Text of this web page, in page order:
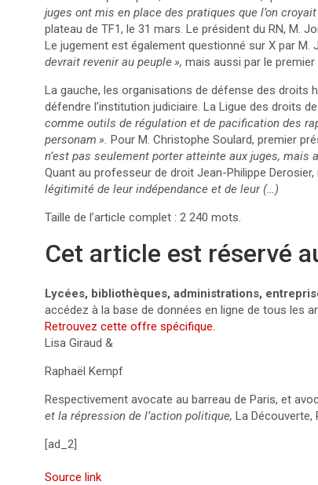
juges ont mis en place des pratiques que l’on
plateau de TF1, le 31 mars. Le président du RN, M.
Le jugement est également questionné sur X par M.
devrait revenir au peuple », mais aussi par le
La gauche, les organisations de défense des
défendre l’institution judiciaire. La Ligue des droits
comme outils de régulation et de pacification des
personam ». Pour M. Christophe Soulard, premier
n’est pas seulement porter atteinte aux juges,
Quant au professeur de droit Jean-Philippe Derosier,
légitimité de leur indépendance et de leur (…)
Taille de l’article complet : 2 240 mots.
Cet article est réservé
Lycées, bibliothèques, administrations,
accédez à la base de données en ligne de tous les
Retrouvez cette offre spécifique.
Lisa Giraud &
Raphaël Kempf
Respectivement avocate au barreau de Paris, et
et la répression de l’action politique, La Découverte,
[ad_2]
Source link